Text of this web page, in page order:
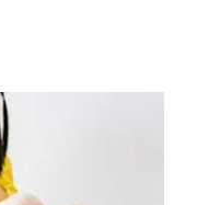
para
e